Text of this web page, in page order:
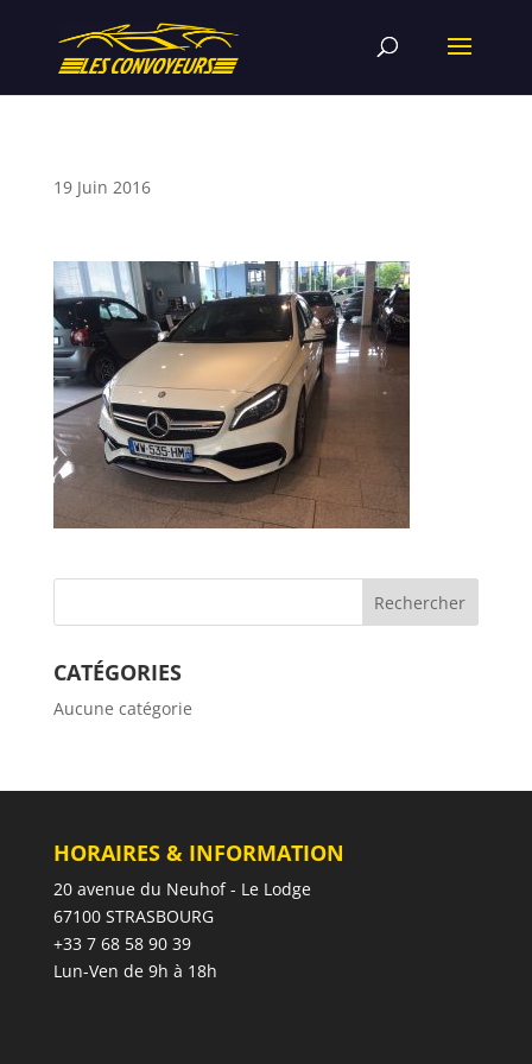
19 Juin 2016
CATÉGORIES
Aucune catégorie
HORAIRES & INFORMATION
20 avenue du Neuhof - Le Lodge
67100 STRASBOURG
+33 7 68 58 90 39
Lun-Ven de 9h à 18h